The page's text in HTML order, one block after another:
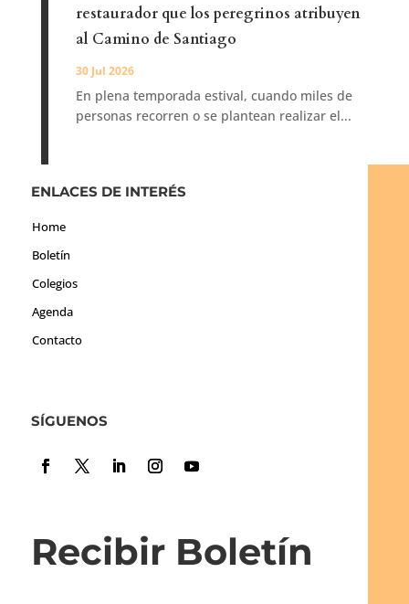
restaurador que los peregrinos atribuyen
al Camino de Santiago
30 Jul 2026
En plena temporada estival, cuando miles de
personas recorren o se plantean realizar el...
ENLACES DE INTERÉS
Home
Boletín
Colegios
Agenda
Contacto
SÍGUENOS
Recibir Boletín